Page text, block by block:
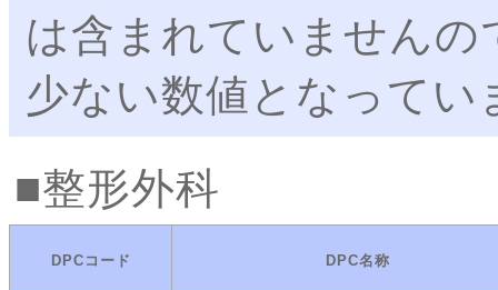
は含まれていませんの
少ない数値となってい
整形外科
DPCコード DPC名称